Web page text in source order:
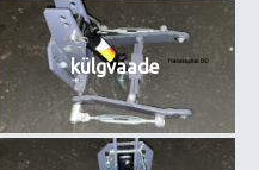
külgvaade